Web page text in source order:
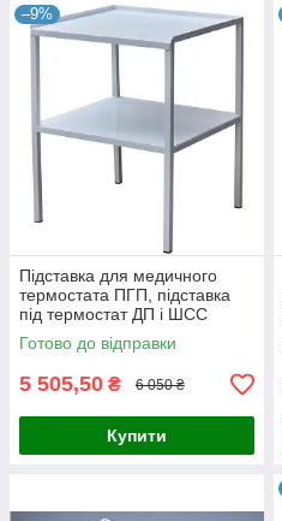
–9%
Підставка для медичного
термостата ПГП, підставка
під термостат ДП і ШСС
Заповіт
Готово до відправки
5 505,50 ₴ 6 050 ₴
Купити